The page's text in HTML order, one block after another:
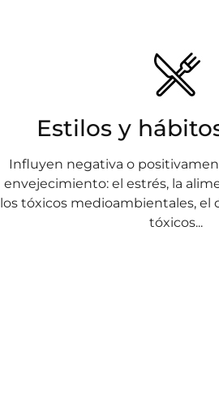
Estilos y
Influyen negativa o
envejecimiento: el estrés, la
los tóxicos medioambientales, el
tóxicos...